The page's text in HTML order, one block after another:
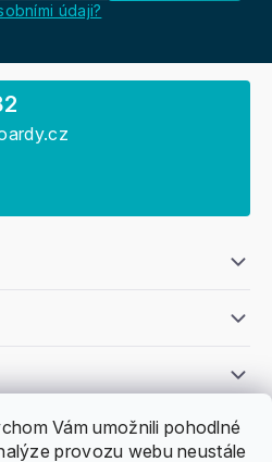
Vám umožnili pohodlné
provozu webu neustále
údaji?